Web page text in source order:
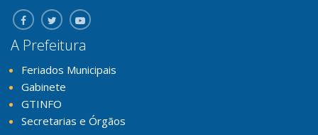
A Prefeitura
Feriados Municipais
Gabinete
GTINFO
Secretarias e Órgãos